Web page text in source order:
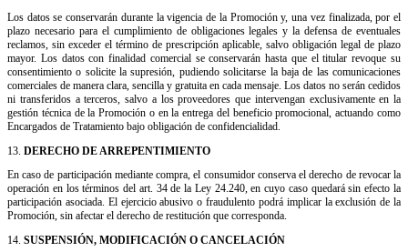
Los datos se conservarán durante la vigencia de la Promoción y, una vez finalizada, por el
plazo necesario para el cumplimiento de obligaciones legales y la defensa de eventuales
reclamos, sin exceder el término de prescripción aplicable, salvo obligación legal de plazo
mayor. Los datos con finalidad comercial se conservarán hasta que el titular revoque su
consentimiento o solicite la supresión, pudiendo solicitarse la baja de las comunicaciones
comerciales de manera clara, sencilla y gratuita en cada mensaje. Los datos no serán cedidos
ni transferidos a terceros, salvo a los proveedores que intervengan exclusivamente en la
gestión técnica de la Promoción o en la entrega del beneficio promocional, actuando como
Encargados de Tratamiento bajo obligación de confidencialidad.
13. DERECHO DE ARREPENTIMIENTO
En caso de participación mediante compra, el consumidor conserva el derecho de revocar la
operación en los términos del art. 34 de la Ley 24.240, en cuyo caso quedará sin efecto la
participación asociada. El ejercicio abusivo o fraudulento podrá implicar la exclusión de la
Promoción, sin afectar el derecho de restitución que corresponda.
14. SUSPENSIÓN, MODIFICACIÓN O CANCELACIÓN